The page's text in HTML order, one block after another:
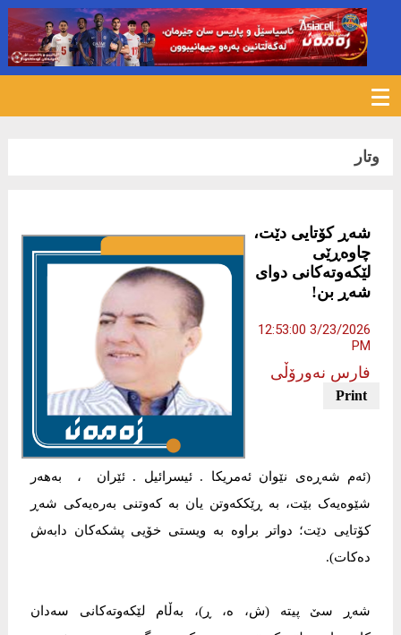
وتار
شەڕ کۆتایی دێت،
چاوەڕێی
لێکەوتەکانی دوای
شەڕ بن!
3/23/2026 12:53:00
PM
فارس نەورۆڵی
(ئەم شەڕەی نێوان ئەمریکا . ئیسرائیل . ئێران ، بەهەر
شێوەیەک بێت، بە ڕێککەوتن یان بە کەوتنی بەرەیەکی شەڕ
کۆتایی دێت؛ دواتر براوە بە ویستی خۆیی پشکەکان دابەش
دەکات).
شەڕ سێ پیتە (ش، ە، ڕ)، بەڵام لێکەوتەکانی سەدان